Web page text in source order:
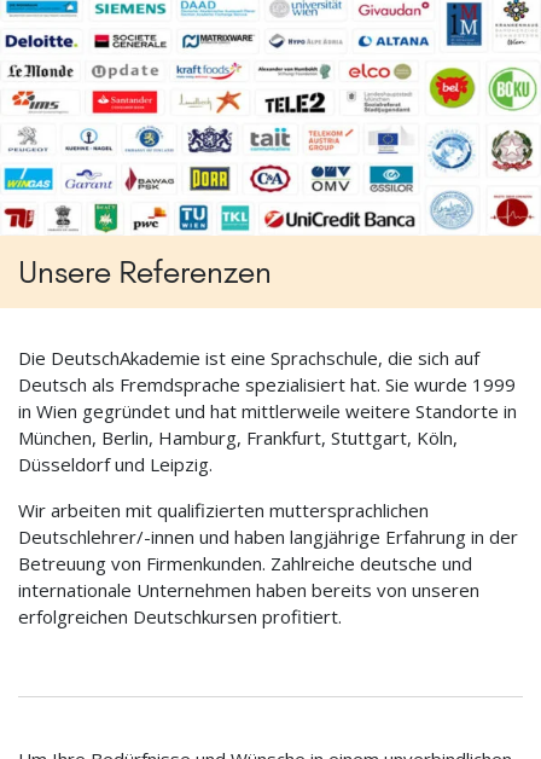
Unsere Referenzen
Die DeutschAkademie ist eine Sprachschule, die sich auf
Deutsch als Fremdsprache spezialisiert hat. Sie wurde 1999
in Wien gegründet und hat mittlerweile weitere Standorte in
München, Berlin, Hamburg, Frankfurt, Stuttgart, Köln,
Düsseldorf und Leipzig.
Wir arbeiten mit qualifizierten muttersprachlichen
Deutschlehrer/-innen und haben langjährige Erfahrung in der
Betreuung von Firmenkunden. Zahlreiche deutsche und
internationale Unternehmen haben bereits von unseren
erfolgreichen Deutschkursen profitiert.